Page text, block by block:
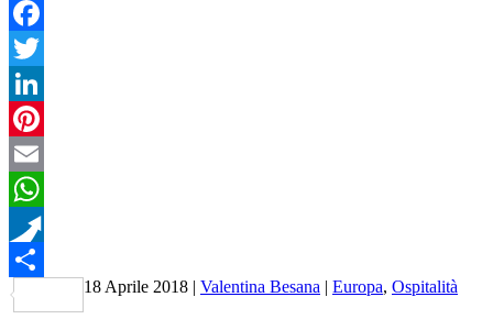
Facebook
Twitter
LinkedIn
Pinterest
Email
WhatsApp
Pusha
Condividi
18 Aprile 2018 | Valentina Besana | Europa, Ospitalità